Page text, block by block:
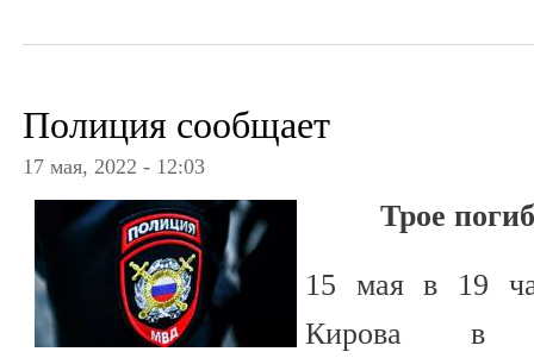
Полиция сообщает
17 мая, 2022 - 12:03
Трое
15 мая в 19
Кирова в